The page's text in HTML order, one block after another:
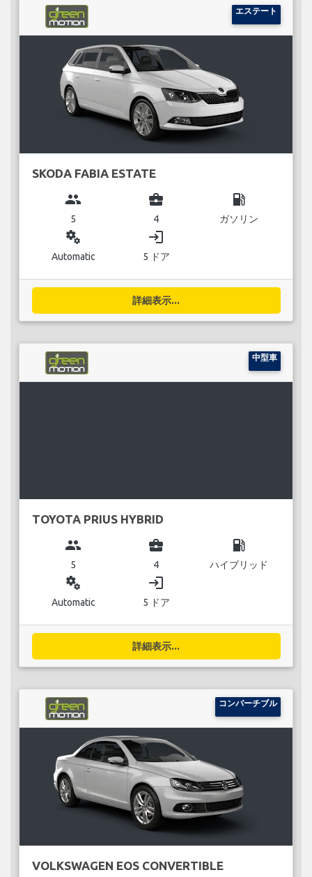
エステート
SKODA FABIA ESTATE
group
5
business_center
4
local_gas_station
ガソリン
miscellaneous_services
Automatic
login
5 ドア
詳細表示...
中型車
TOYOTA PRIUS HYBRID
group
5
business_center
4
local_gas_station
ハイブリッド
miscellaneous_services
Automatic
login
5 ドア
詳細表示...
コンバーチブル
VOLKSWAGEN EOS CONVERTIBLE